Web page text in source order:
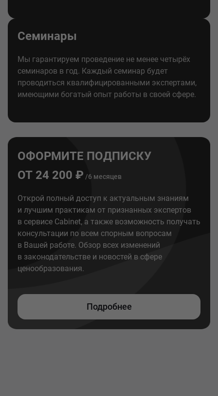
Семинары
Мы гарантируем проведение не менее четырёх
семинаров в год. Каждый семинар будет
проводиться квалифицированными экспертами,
имеющими богатый опыт работы в своей сфере.
ОФОРМИТЕ ПОДПИСКУ
ОТ 24 200 ₽ /6 месяцев
Открой полный доступ к актуальным знаниям
и лучшим практикам от признанных экспертов
в сервисе Cabinet, а также возможность получать
консультации по всем спорным вопросам
в Вашей работе. Обзор всех изменений
в законодательстве и новостей в сфере
ценообразования.
Подробнее